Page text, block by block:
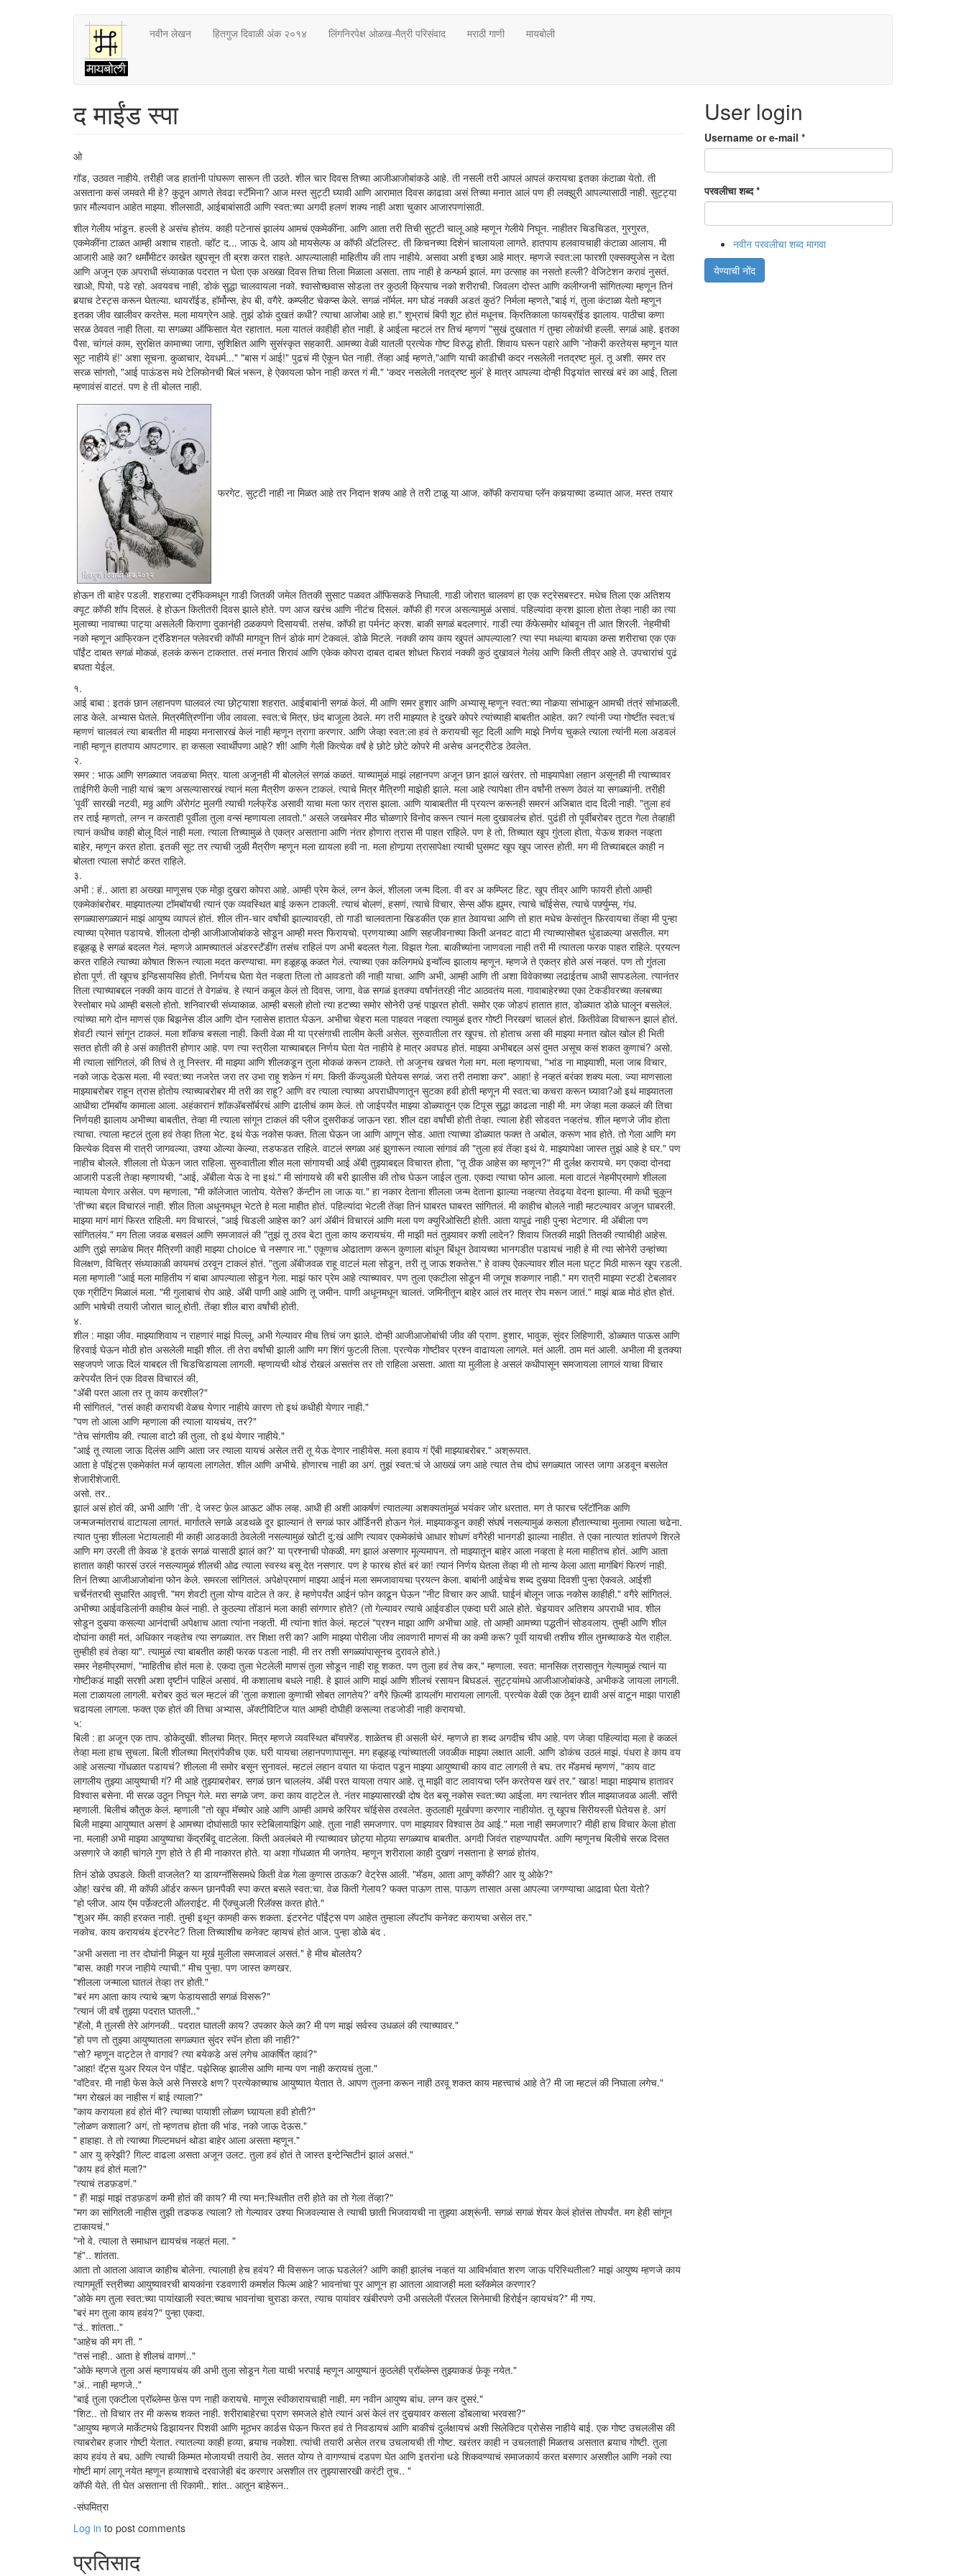
नवीन लेखन हितगुज दिवाळी अंक २०१४ लिंगनिरपेक्ष ओळख-मैत्री परिसंवाद मराठी गाणी मायबोली
द माईंड स्पा
ओ
गॉड, उठवत नाहीये. तरीही जड हातांनी पांघरूण सारून ती उठते. शील चार दिवस तिच्या आजीआजोबांकडे आहे. ती नसली तरी आपलं आपलं करायचा इतका कंटाळा येतो. ती
असताना कसं जमवते मी हे? कुठून आणते तेवढा स्टॅमिना? आज मस्त सुट्टी घ्यावी आणि आरामात दिवस काढावा असं तिच्या मनात आलं पण ही लक्झुरी आपल्यासाठी नाही. सुट्ट्या
फ़ार मौल्यवान आहेत माझ्या. शीलसाठी, आईबाबांसाठी आणि स्वत:च्या अगदी हलणं शक्य नाही अशा चुकार आजारपणांसाठी.
शील गेलीय भांडून. हल्ली हे असंच होतंय. काही पटेनासं झालंय आमचं एकमेकींना. आणि आता तरी तिची सुट्टी चालू आहे म्हणून गेलीये निघून. नाहीतर चिडचिडत, गुरगुरत,
एकमेकींना टाळत आम्ही अशाच राहतो. व्हॉट द... जाऊ दे. आय ओ मायसेल्फ अ कॉफी अ‍ॅटलिस्ट. ती किचनच्या दिशेनं चालायला लागते. हातपाय हलवायचाही कंटाळा आलाय. मी
आजारी आहे का? थर्मॉमीटर काखेत खुपसून ती ब्रश करत राहते. आपल्यालाही माहितीय की ताप नाहीये. असावा अशी इच्छा आहे मात्र. म्हणजे स्वत:ला फारशी एक्सक्युजेस न देता
आणि अजून एक अपराधी संध्याकाळ पदरात न घेता एक अख्खा दिवस तिचा तिला मिळाला असता. ताप नाही हे कन्फर्म झालं. मग उत्साह का नसतो हल्ली? वेजिटेशन करावं नुसतं.
खाओ, पियो, पडे रहो. अवयवच नाही, डोकं सुद्धा चालवायला नको. श्वासोच्छवास सोडला तर कुठली क्रियाच नको शरीराची. जिवलग दोस्त आणि कलीग्जनी सांगितल्या म्हणून तिनं
बर्‍याच टेस्ट्स करून घेतल्या. थायरॉईड, हॉर्मोन्स, हेप बी, वगैरे. कम्प्लीट चेकप्स केले. सगळं नॉर्मल. मग घोडं नक्की अडतं कुठं? निर्मला म्हणते,"बाई गं, तुला कंटाळा येतो म्हणून
इतका जीव खालीवर करतेस. मला मायग्रेन आहे. तुझं डोकं दुखतं कधी? त्याचा आजोबा आहे हा." शुभ्राचं बिपी शूट होतं मधूनच. क्रितिकाला फायब्रॉईड झालाय. पाठीचा कणा
सरळ ठेववत नाही तिला. या सगळ्या ऑफिसात येत रहातात. मला यातलं काहीही होत नाही. हे आईला म्हटलं तर तिचं म्हणणं "सुखं दुखतात गं तुम्हा लोकांची हल्ली. सगळं आहे. इतका
पैसा, चांगलं काम, सुरक्षित कामाच्या जागा, सुशिक्षित आणि सुसंस्कृत सहकारी. आमच्या वेळी यातली प्रत्येक गोष्ट विरुद्ध होती. शिवाय घरून पहारे आणि 'नोकरी करतेयस म्हणून यात
सूट नाहीये हं!' अशा सूचना. कुळाचार, देवधर्म..." "बास गं आई!" पुढचं मी ऐकून घेत नाही. तेंव्हा आई म्हणते,"आणि याची काडीची कदर नसलेली नतद्रष्ट मुलं. तू अशी. समर तर
सरळ सांगतो, "आई पाऊंडस मधे टेलिफोनची बिलं भरून, हे ऐकायला फोन नाही करत गं मी." 'कदर नसलेली नतद्रष्ट मुलं’ हे मात्र आपल्या दोन्ही पिढ्यांत सारखं बरं का आई, तिला
म्हणावंसं वाटतं. पण हे ती बोलत नाही.
फरगेट. सुट्टी नाही ना मिळत आहे तर निदान शक्य आहे ते तरी टाळू या आज. कॉफी करायचा प्लॅन कचर्‍याच्या डब्यात आज. मस्त तयार
होऊन ती बाहेर पडली. शहराच्या ट्रॅफिकमधून गाडी जितकी जमेल तितकी सुसाट पळवत ऑफिसकडे निघाली. गाडी जोरात चालवणं हा एक स्ट्रेसबस्टर. मधेच तिला एक अतिशय
क्यूट कॉफी शॉप दिसलं. हे होऊन कितीतरी दिवस झाले होते. पण आज खरंच आणि नीटंच दिसलं. कॉफी ही गरज असल्यामुळं असावं. पहिल्यांदा क्रश झाला होता तेव्हा नाही का त्या
मुलाच्या नावाच्या पाट्या असलेली किराणा दुकानंही ठळकपणे दिसायची. तसंच. कॉफी हा पर्मनंट क्रश. बाकी सगळं बदलणारं. गाडी त्या कॅफेसमोर थांबवून ती आत शिरली. नेहमीची
नको म्हणून आफ्रिकन ट्रॅडिशनल फ्लेवरची कॉफी मागवून तिनं डोकं मागं टेकवलं. डोळे मिटले. नक्की काय काय खुपतं आपल्याला? त्या स्पा मधल्या बायका कसा शरीराचा एक एक
पॉईंट दाबत सगळं मोकळं, हलकं करून टाकतात. तसं मनात शिरावं आणि एकेक कोपरा दाबत दाबत शोधत फिरावं नक्की कुठं दुखावलं गेलंय़ आणि किती तीव्र आहे ते. उपचारांचं पुढं
बघता येईल.
१.
आई बाबा : इतकं छान लहानपण घालवलं त्या छोट्याशा शहरात. आईबाबांनी सगळं केलं. मी आणि समर हुशार आणि अभ्यासू म्हणून स्वत:च्या नोकर्‍या सांभाळून आमची तंत्रं सांभाळली.
लाड केले. अभ्यास घेतले. मित्रमैत्रिणींना जीव लावला. स्वत:चे मित्र, छंद बाजूला ठेवले. मग तरी माझ्यात हे दुखरे कोपरे त्यांच्याही बाबतीत आहेत. का? त्यांनी ज्या गोष्टींत स्वत:चं
म्हणणं चालवलं त्या बाबतीत मी माझ्या मनासारखं केलं नाही म्हणून त्रागा करणार. आणि जेव्हा स्वत:ला हवं ते करायची सूट दिली आणि माझे निर्णय चुकले त्याला त्यांनी मला अडवलं
नाही म्हणून हातपाय आपटणार. हा कसला स्वार्थीपणा आहे? शी! आणि गेली कित्येक वर्षं हे छोटे छोटे कोपरे मी असेच अनट्रीटेड ठेवलेत.
२.
समर : भाऊ आणि सगळ्यात जवळचा मित्र. याला अजूनही मी बोललेलं सगळं कळतं. याच्यामुळं माझं लहानपण अजून छान झालं खरंतर. तो माझ्यापेक्षा लहान असूनही मी त्याच्यावर
ताईगिरी केली नाही याचं ऋण असल्यासारखं त्यानं मला मैत्रीण करून टाकलं. त्याचे मित्र मैत्रिणी माझेही झाले. मला आहे त्यापेक्षा तीन वर्षांनी तरूण ठेवलं या सगळ्यांनी. तरीही
’पूर्वी’ सारखी नटवी, मठ्ठ आणि अ‍ॅरोगंट मुलगी त्याची गर्लफ्रेंड असावी याचा मला फार त्रास झाला. आणि याबाबतीत मी प्रयत्न करूनही समरनं अजिबात दाद दिली नाही. "तुला हवं
तर ताई म्हणतो, लग्न न करताही पूर्वीला तुला वन्सं म्हणायला लावतो." असले जखमेवर मीठ चोळणारे विनोद करून त्यानं मला दुखावलंच होतं. पुढंही तो पूर्वीबरोबर तुटत गेला तेव्हाही
त्यानं कधीच काही बोलू दिलं नाही मला. त्याला तिच्यामुळं ते एकत्र असताना आणि नंतर होणारा त्रास मी पाहत राहिले. पण हे तो, तिच्यात खूप गुंतला होता, येऊच शकत नव्हता
बाहेर, म्हणून करत होता. इतकी सूट तर त्याची जुळी मैत्रीण म्हणून मला द्यायला हवी ना. मला होणार्‍या त्रासापेक्षा त्याची घुसमट खूप खूप जास्त होती. मग मी तिच्याबद्दल काही न
बोलता त्याला सपोर्ट करत राहिले.
३.
अभी : हं.. आता हा अख्खा माणूसच एक मोठ्ठा दुखरा कोपरा आहे. आम्ही प्रेम केलं, लग्न केलं, शीलला जन्म दिला. वी वर अ कम्प्लिट हिट. खूप तीव्र आणि फायरी होतो आम्ही
एकमेकांबरोबर. माझ्यातल्या टॉमबॉयची त्यानं एक व्यवस्थित बाई करून टाकली. त्याचं बोलणं, हसणं, त्याचे विचार, सेन्स ऑफ ह्युमर, त्याचे चॉईसेस, त्याचे पर्फ़्युम्स्, गंध.
सगळ्यासगळ्यानं माझं आयुष्य व्यापलं होतं. शील तीन-चार वर्षांची झाल्यावरही, तो गाडी चालवताना खिडकीत एक हात ठेवायचा आणि तो हात मधेच केसांतून फ़िरवायचा तेंव्हा मी पुन्हा
त्याच्या प्रेमात पडायचे. शीलला दोन्ही आजीआजोबांकडे सोडून आम्ही मस्त फिरायचो. प्रणयाच्या आणि सहजीवनाच्या किती अनवट वाटा मी त्याच्यासोबत धुंडाळल्या असतील. मग
हळूहळू हे सगळं बदलत गेलं. म्हणजे आमच्यातलं अंडरस्टॅंडींग तसंच राहिलं पण अभी बदलत गेला. विझत गेला. बाकीच्यांना जाणवला नाही तरी मी त्यातला फरक पाहत राहिले. प्रयत्न
करत राहिले त्याच्या कोषात शिरून त्याला मदत करण्याचा. मग हळूहळू कळत गेलं. त्याच्या एका कलिगमधे इन्वॉल्व झालाय म्हणून. म्हणजे ते एकत्र होते असं नव्हतं. पण तो गुंतला
होता पूर्ण. ती खूपच इन्डिसायसिव होती. निर्णयच घेता येत नव्हता तिला तो आवडतो की नाही याचा. आणि अभी, आम्ही आणि ती अशा विवेकाच्या लढाईतच आधी सापडलेला. त्यानंतर
तिला त्याच्याबद्दल नक्की काय वाटतं ते वेगळंच. हे त्यानं कबूल केलं तो दिवस, जागा, वेळ सगळं इतक्या वर्षांनंतरही नीट आठवतंय मला. गावाबाहेरच्या एका टेकडीवरच्या क्लबच्या
रेस्तोबार मधे आम्ही बसलो होतो. शनिवारची संध्याकाळ. आम्ही बसलो होतो त्या हटच्या समोर सोनेरी उन्हं पाझरत होती. समोर एक जोडपं हातात हात, डोळ्यात डोळे घालून बसलेलं.
त्यांच्या मागे दोन माणसं एक बिझनेस डील आणि दोन ग्लासेस हातात घेऊन. अभीचा चेहरा मला पाहवत नव्हता त्यामुळं इतर गोष्टी निरखणं चाललं होतं. कितीवेळा विचारून झालं होतं.
शेवटी त्यानं सांगून टाकलं. मला शॉकच बसला नाही. किती वेळा मी या प्रसंगाची तालीम केली असेल. सुरुवातीला तर खूपच. तो होताच असा की माझ्या मनात खोल खोल ही भिती
सतत होती की हे असं काहीतरी होणार आहे. पण त्या स्त्रीला याच्याबद्दल निर्णय घेता येत नाहीये हे मात्र अवघड होतं. माझ्या अभीबद्दल असं दुमत असूच कसं शकत कुणाचं? असो.
मी त्याला सांगितलं, की तिचं ते तू निस्तर. मी माझ्या आणि शीलकडून तुला मोकळं करून टाकते. तो अजूनच खचत गेला मग. मला म्हणायचा, "भांड ना माझ्याशी, मला जाब विचार,
नको जाऊ देऊस मला. मी स्वत:च्या नजरेत जरा तर उभा राहू शकेन गं मग. किती कॅज्युअली घेतेयस सगळं. जरा तरी तमाशा कर". आहा! हे नव्हतं बरंका शक्य मला. ज्या माणसाला
माझ्याबरोबर राहून त्रास होतोय त्याच्याबरोबर मी तरी का राहू? आणि वर त्याला त्याच्या अपराधीपणातून सुटका हवी होती म्हणून मी स्वत:चा कचरा करून घ्यावा?ओ इथं माझ्यातला
आधीचा टॉमबॉय कामाला आला. अहंकारानं शॉकअ‍ॅबसॉर्बरचं आणि ढालीचं काम केलं. तो जाईपर्यंत माझ्या डोळ्यातून एक टिपूस सुद्धा काढला नाही मी. मग जेव्हा मला कळलं की तिचा
निर्णयही झालाय अभीच्या बाबतीत, तेव्हा मी त्याला सांगून टाकलं की प्लीज दुसरीकडं जाऊन रहा. शील दहा वर्षांची होती तेव्हा. त्याला हेही सोडवत नव्हतंच. शील म्हणजे जीव होता
त्याचा. त्याला म्हटलं तुला हवं तेव्हा तिला भेट. इथं येऊ नकोस फक्त. तिला घेऊन जा आणि आणून सोड. आता त्याच्या डोळ्यात फक्त ते अबोल, करूण भाव होते. तो गेला आणि मग
कित्येक दिवस मी रात्री जागवल्या, उश्या ओल्या केल्या, तडफडत राहिले. वाटलं सगळा अहं झुगारून त्याला सांगावं की "तुला हवं तेंव्हा इथं ये. माझ्यापेक्षा जास्त तुझं आहे हे घर." पण
नाहीच बोलले. शीलला तो घेऊन जात राहिला. सुरुवातीला शील मला सांगायची आई अ‍ॅबी तुझ्याबद्दल विचारत होता, "तू ठीक आहेस का म्हणून?" मी दुर्लक्ष करायचे. मग एकदा दोनदा
आजारी पडली तेव्हा म्हणायची, "आई, अ‍ॅबीला येऊ दे ना इथं." मी सांगायचे की बरी झालीस की तोच घेऊन जाईल तुला. एकदा त्याचा फोन आला. मला वाटलं नेहमीप्रमाणे शीलला
न्यायला येणार असेल. पण म्हणाला, "मी कॉलेजात जातोय. येतेस? कॅन्टीन ला जाऊ या." हा नकार देताना शीलला जन्म देताना झाल्या नव्हत्या तेवढ्या वेदना झाल्या. मी कधी चुकून
'ती'च्या बद्दल विचारलं नाही. शील तिला अधूनमधून भेटते हे मला माहीत होतं. पहिल्यांदा भेटली तेंव्हा तिनं घाबरत घाबरत सांगितलं. मी काहीच बोलले नाही म्हटल्यावर अजून घाबरली.
माझ्या मागं मागं फिरत राहिली. मग विचारलं, "आई चिडली आहेस का? अगं अ‍ॅबीनं विचारलं आणि मला पण क्युरिओसिटी होती. आता यापुढं नाही पुन्हा भेटणार. मी अ‍ॅबीला पण
सांगितलंय." मग तिला जवळ बसवलं आणि समजावलं की "तुझं तू ठरव बेटा तुला काय करायचंय. मी माझी मतं तुझ्यावर कशी लादेन? शिवाय जितकी माझी तितकी त्याचीही आहेस.
आणि तुझे सगळेच मित्र मैत्रिणी काही माझ्या choice चे नसणार ना." एकूणच ओढाताण करून कुणाला बांधून बिंधून ठेवायच्या भानगडीत पडायचं नाही हे मी त्या सोनेरी उन्हांच्या
विलक्षण, विचित्र संध्याकाळी कायमचं ठरवून टाकलं होतं. "तुला अ‍ॅबीजवळ राहू वाटलं मला सोडून, तरी तू जाऊ शकतेस." हे वाक्य ऐकल्यावर शील मला घट्ट मिठी मारून खूप रडली.
मला म्हणाली "आई मला माहितीय गं बाबा आपल्याला सोडून गेला. माझं फार प्रेम आहे त्याच्यावर. पण तुला एकटीला सोडून मी जगूच शकणार नाही." मग रात्री माझ्या स्टडी टेबलावर
एक ग्रीटिंग मिळालं मला. "मी गुलाबाचं रोप आहे. अ‍ॅबी पाणी आहे आणि तू जमीन. पाणी अधूनमधून चालतं. जमिनीतून बाहेर आलं तर मात्र रोप मरून जातं." माझं बाळ मोठं होत होतं.
आणि भाषेची तयारी जोरात चालू होती. तेंव्हा शील बारा वर्षांची होती.
४.
शील : माझा जीव. माझ्याशिवाय न राहणारं माझं पिल्लू. अभी गेल्यावर मीच तिचं जग झाले. दोन्ही आजीआजोबांची जीव की प्राण. हुशार, भावुक, सुंदर लिहिणारी, डोळ्यात पाऊस आणि
हिरवाई घेऊन मोठी होत असलेली माझी शील. ती तेरा वर्षांची झाली आणि मग शिंगं फुटली तिला. प्रत्येक गोष्टीवर प्रश्न वाढायला लागले. मतं आली. ठाम मतं आली. अभीला मी इतक्या
सहजपणे जाऊ दिलं याबद्दल ती चिडचिडायला लागली. म्हणायची थोडं रोखलं असतंस तर तो राहिला असता. आता या मुलीला हे असलं कधीपासून समजायला लागलं याचा विचार
करेपर्यंत तिनं एक दिवस विचारलं की,
"अ‍ॅबी परत आला तर तू काय करशील?"
मी सांगितलं, "तसं काही करायची वेळच येणार नाहीये कारण तो इथं कधीही येणार नाही."
"पण तो आला आणि म्हणाला की त्याला यायचंय, तर?"
"तेच सांगतीय की. त्याला वाटो की तुला, तो इथं येणार नाहीये."
"आई तू त्याला जाऊ दिलंस आणि आता जर त्याला यायचं असेल तरी तू येऊ देणार नाहीयेस. मला हवाय गं ऍबी माझ्याबरोबर." अश्रूपात.
आता हे पॉइंट्स एकमेकांत मर्ज व्हायला लागलेत. शील आणि अभीचे. होणारच नाही का अगं. तुझं स्वत:चं जे आख्खं जग आहे त्यात तेच दोघं सगळ्यात जास्त जागा अडवून बसलेत
शेजारीशेजारी.
असो. तर..
झालं असं होतं की, अभी आणि 'ती'. दे जस्ट फ़ेल आऊट ऑफ लव्ह. आधी ही अशी आकर्षणं त्यातल्या अशक्यतांमुळं भयंकर जोर धरतात. मग ते फारच प्लॅटॉनिक आणि
जन्मजन्मांतराचं वाटायला लागतं. मार्गातले सगळे अडथळे दूर झाल्यानं ते सगळं फार ऑर्डिनरी होऊन गेलं. माझ्याकडून काही संघर्ष नसल्यामुळं कसला हौतात्म्याचा मुलामा त्याला चढेना.
त्यात पुन्हा शीलला भेटायलाही मी काही आडकाठी ठेवलेली नसल्यामुळं खोटी दु:खं आणि त्यावर एकमेकांचे आधार शोधणं वगैरेही भानगडी झाल्या नाहीत. ते एका नात्यात शांतपणे शिरले
आणि मग उरली ती केवळ 'हे इतकं सगळं यासाठी झालं का?' या प्रश्नाची पोकळी. मग झालं असणार मूल्यमापन. तो माझ्यातून बाहेर आला नव्हता हे मला माहीतच होतं. आणि आता
हातात काही फारसं उरलं नसल्यामुळं शीलची ओढ त्याला स्वस्थ बसू देत नसणार. पण हे फारच होतं बरं का! त्यानं निर्णय घेतला तेंव्हा मी तो मान्य केला आता मागंबिगं फिरणं नाही.
तिनं तिच्या आजीआजोबांना फोन केले. समरला सांगितलं. अपेक्षेप्रमाणं माझ्या आईनं मला समजावायचा प्रयत्न केला. बाबांनी आईचेच शब्द दुसर्‍या दिवशी पुन्हा ऐकवले. आईशी
चर्चेनंतरची सुधारित आवृत्ती. "मग शेवटी तुला योग्य वाटेल ते कर. हे म्हणेपर्यंत आईनं फोन काढून घेऊन "नीट विचार कर आधी. घाईनं बोलून जाऊ नकोस काहीही." वगैरे सांगितलं.
अभीच्या आईवडिलांनी काहीच केलं नाही. ते कुठल्या तोंडानं मला काही सांगणार होते? (तो गेल्यावर त्याचे आईवडील एकदा घरी आले होते. चेहर्‍यावर अतिशय अपराधी भाव. शील
सोडून दुसर्‍या कसल्या आनंदाची अपेक्षाच आता त्यांना नव्हती. मी त्यांना शांत केलं. म्हटलं "प्रश्न माझा आणि अभीचा आहे. तो आम्ही आमच्या पद्धतीनं सोडवलाय. तुम्ही आणि शील
दोघांना काही मतं, अधिकार नव्हतेच त्या सगळ्यात. तर शिक्षा तरी का? आणि माझ्या पोरीला जीव लावणारी माणसं मी का कमी करू? पूर्वी यायची तशीच शील तुमच्याकडे येत राहील.
तुम्हीही हवं तेव्हा या". त्यामुळं त्या बाबतीत काही फरक पडला नाही. मी तर तशी सगळ्यांपासूनच दुरावले होते.)
समर नेहमीप्रमाणं, "माहितीच होतं मला हे. एकदा तुला भेटलेली माणसं तुला सोडून नाही राहू शकत. पण तुला हवं तेच कर," म्हणाला. स्वत: मानसिक त्रासातून गेल्यामुळं त्यानं या
गोष्टीकडं माझी सरशी अशा दृष्टीनं पाहिलं असावं. मी कशालाच बधले नाही. हे झालं आणि माझं आणि शीलचं रसायन बिघडलं. सुट्ट्यांमधे आजीआजोबांकडे, अभीकडे जायला लागली.
मला टाळायला लागली. बरोबर कुठं चल म्हटलं की 'तुला कशाला कुणाची सोबत लागतेय?' वगैरे फ़िल्मी डायलॉग मारायला लागली. प्रत्येक वेळी एक ठेवून द्यावी असं वाटून माझा पाराही
चढायला लागला. फक्त एक होतं की तिचा अभ्यास, अ‍ॅक्टीविटिज यात आम्ही दोघीही कसल्या तडजोडी नाही करायचो.
५:
बिली : हा अजून एक ताप. डोकेदुखी. शीलचा मित्र. मित्र म्हणजे व्यवस्थित बॉयफ़्रेंड. शाळेतच ही असली थेरं. म्हणजे हा शब्द अगदीच चीप आहे. पण जेव्हा पहिल्यांदा मला हे कळलं
तेव्हा मला हाच सुचला. बिली शीलच्या मित्रांपैकीच एक. घरी यायचा लहानपणापासून. मग हळूहळू त्यांच्यातली जवळीक माझ्या लक्षात आली. आणि डोकंच उठलं माझं. पंधरा हे काय वय
आहे असल्या गोंधळात पडायचं? शीलला मी समोर बसून सुनावलं. म्हटलं लहान वयात या फंदात पडून माझ्या आयुष्याची काय वाट लागली ते बघ. तर मॅडमचं म्हणणं, "काय वाट
लागलीय तुझ्या आयुष्याची गं? मी आहे तुझ्याबरोबर. सगळं छान चाललंय. अ‍ॅबी परत यायला तयार आहे. तू माझी वाट लावायचा प्लॅन करतेयस खरं तर." खाड! माझा माझ्याच हातावर
विश्वास बसेना. मी सरळ उठून निघून गेले. मरा सगळे जण. करा काय वाट्टेल ते. नंतर माझ्यासारखी दोष देत बसू नकोस स्वत:च्या आईला. मग त्यानंतर शील माझ्याजवळ आली. सॉरी
म्हणाली. बिलीचं कौतुक केलं. म्हणाली "तो खूप मॅच्योर आहे आणि आम्ही आमचे करियर चॉईसेस ठरवलेत. कुठलाही मूर्खपणा करणार नाहीयोत. तू खूपच सिरीयस्ली घेतेयस हे. अगं
बिली माझ्या आयुष्यात असणं हे आमच्या दोघांसाठी फार स्टेबिलायाझिंग आहे. तुला नाही समजणार. पण माझ्यावर विश्वास ठेव आई." मला नाही समजणार? मीही हाच विचार केला होता
ना. मलाही अभी माझ्या आयुष्याचा केंद्रबिंदू वाटलेला. किती अवलंबले मी त्याच्यावर छोट्या मोठ्या सगळ्याच बाबतीत. अगदी जिवंत राहण्यापर्यंत. आणि म्हणूनच बिलीचे सरळ दिसत
असणारे जे काही चांगले गुण होते ते ही मी नाकारत होते. या अशा गोंधळात मी जगतेय. म्हणून शरीराला काही दुखणं नसताना हे सगळं होतंय.
तिनं डोळे उघडले. किती वाजलेत? या डायग्नॉसिसमधे किती वेळ गेला कुणास ठाऊक? वेट्रेस आली. "मॅडम, आता आणू कॉफी? आर यु ओके?"
ओह! खरंच की. मी कॉफी ऑर्डर करून छानपैकी स्पा करत बसले स्वत:चा. वेळ किती गेलाय? फक्त पाऊण तास. पाऊण तासात असा आपल्या जगण्याचा आढावा घेता येतो?
"हो प्लीज. आय ऍम पर्फ़ेक्टली ऑलराईट. मी ऍक्चुअली रिलॅक्स करत होते."
"शुअर मॅम. काही हरकत नाही. तुम्ही इथून कामही करू शकता. इंटरनेट पॉईंट्स पण आहेत तुम्हाला लॅपटॉप कनेक्ट करायचा असेल तर."
नकोच. काय करायचंय इंटरनेट? तिला तिच्याशीच कनेक्ट व्हायचं होतं आज. पुन्हा डोळे बंद .
"अभी असता ना तर दोघांनी मिळून या मूर्ख मुलीला समजावलं असतं." हे मीच बोलतेय?
"बास. काही गरज नाहीये त्याची." मीच पुन्हा. पण जास्त कणखर.
"शीलला जन्माला घातलं तेव्हा तर होती."
"बरं मग आता काय त्याचे ऋण फेडायसाठी सगळं विसरू?"
"त्यानं जी वर्षं तुझ्या पदरात घातली.."
"हॅलो, मै तुलसी तेरे आंगनकी.. पदरात घातली काय? उपकार केले का? मी पण माझं सर्वस्व उधळलं की त्याच्यावर."
"हो पण तो तुझ्या आयुष्यातला सगळ्यात सुंदर स्पॅन होता की नाही?"
"सो? म्हणून वाट्टेल ते वागावं? त्या बयेकडे असं लगेच आकर्षित व्हावं?"
"आहा! दॅट्स युअर रियल पेन पॉईंट. पझेसिव्ह झालीस आणि मान्य पण नाही करायचं तुला."
"वॉटेवर. मी नाही फेस केले असे निसरडे क्षण? प्रत्येकाच्याच आयुष्यात येतात ते. आपण तुलना करून नाही ठरवू शकत काय महत्त्वाचं आहे ते? मी जा म्हटलं की निघाला लगेच."
"मग रोखलं का नाहीस गं बाई त्याला?"
"काय करायला हवं होतं मी? त्याच्या पायाशी लोळण घ्य़ायला हवी होती?"
"लोळण कशाला? अगं, तो म्हणतच होता की भांड, नको जाऊ देऊस."
" हाहाहा. ते तो त्याच्या गिल्टमधनं थोडा बाहेर आला असता म्हणून."
" आर यु क्रेझी? गिल्ट वाढला असता अजून उलट. तुला हवं होतं ते जास्त इन्टेन्सिटीनं झालं असतं."
"काय हवं होतं मला?"
"त्याचं तडफ़डणं."
" हॅं! माझं माझं तडफ़डणं कमी होतं की काय? मी त्या मन:स्थितीत तरी होते का तो गेला तेंव्हा?"
"मग का सांगितली नाहीस तुझी तडफड त्याला? तो गेल्यावर उश्या भिजवल्यास ते त्याची छाती भिजवायची ना तुझ्या अश्रूंनी. सगळं सगळं शेयर केलं होतंस तोपर्यंत. मग हेही सांगून
टाकायचं."
"नो वे. त्याला ते समाधान द्यायचंच नव्हतं मला. "
"हं".. शांतता.
आता तो आतला आवाज काहीच बोलेना. त्यालाही हेच हवंय? मी विसरून जाऊ घडलेलं? आणि काही झालंच नव्हतं या आविर्भावात शरण जाऊ परिस्थितीला? माझं आयुष्य म्हणजे काय
त्यागमूर्ती स्त्रीच्या आयुष्यावरची बायकांना रडवणारी कमर्शल फिल्म आहे? भावनांचा पूर आणून हा आतला आवाजही मला ब्लॅकमेल करणार?
"ओके मग तुला स्वत:च्या पायांखाली स्वत:च्याच भावनांचा चुराडा करत, त्याच पायांवर खंबीरपणे उभी असलेली पॅरलल सिनेमाची हिरोईन व्हायचंय?" मी गप्प.
"बरं मग तुला काय हवंय?" पुन्हा एकदा.
"उं.. शांतता.."
"आहेच की मग ती. "
"तसं नाही.. आता हे शीलचं वागणं.."
"ओके म्हणजे तुला असं म्हणायचंय की अभी तुला सोडून गेला याची भरपाई म्हणून आयुष्यानं कुठलेही प्रॉब्लेम्स तुझ्याकडं फ़ेकू नयेत."
"अं.. नाही म्हणजे.."
"बाई तुला एकटीला प्रॉब्लेम्स फ़ेस पण नाही करायचे. माणूस स्वीकारायचाही नाही. मग नवीन आयुष्य बांध. लग्न कर दुसरं."
"शिट.. तो विचार तर मी करूच शकत नाही. शरीराबाहेरचा प्राण समजले होते त्यानं असं केलं तर दुसर्‍यावर कसला डोंबलाचा भरवसा?"
"आयुष्य म्हणजे मार्केटमधे डिझायनर पिशवी आणि मूठभर कार्डस घेऊन फिरत हवं ते निवडायचं आणि बाकीचं दुर्लक्षायचं अशी सिलेक्टिव प्रोसेस नाहीये बाई. एक गोष्ट उचललीस की
त्याबरोबर हजार गोष्टी येतात. त्यातल्या काही हव्या, बर्‍याच नकोशा. त्यांची तयारी असेल तरच उचलायची ती गोष्ट. खरंतर काही न उचलताही मिळतच असतात बर्‍याच गोष्टी. तुला
काय हवंय ते बघ. आणि त्याची किम्मत मोजायची तयारी ठेव. सतत योग्य ते वागण्याचं दडपण घेत आणि इतरांना धडे शिकवण्याचं समाजकार्य करत बसणार असशील आणि नको त्या
गोष्टी मागं लागू नयेत म्हणून हव्याशाचे दरवाजेही बंद करणार असशील तर तुझ्यासारखी करंटी तूच.. "
कॉफी येते. ती घेत असताना ती रिकामी.. शांत.. आतून बाहेरून..
-संघमित्रा
Log in to post comments
प्रतिसाद
User login
Username or e-mail *
परवलीचा शब्द*
नवीन परवलीचा शब्द मागवा
येण्याची नोंद